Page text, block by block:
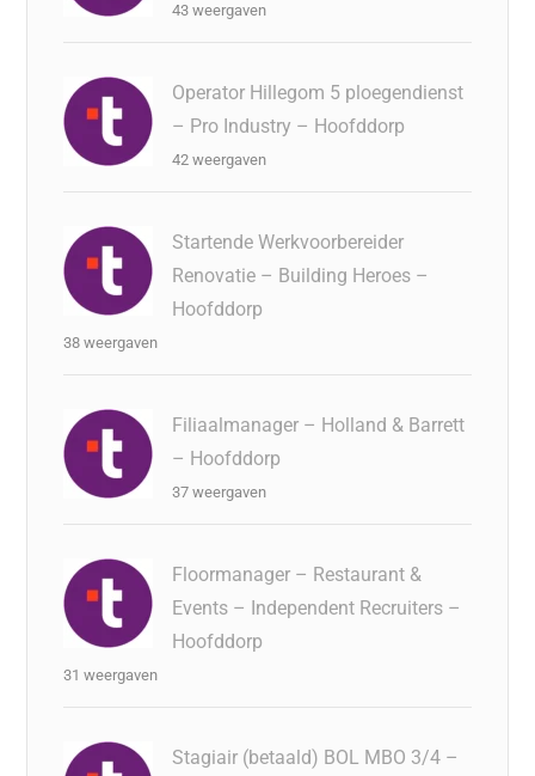
43 weergaven
Operator Hillegom 5 ploegendienst
– Pro Industry – Hoofddorp
42 weergaven
Startende Werkvoorbereider
Renovatie – Building Heroes –
Hoofddorp
38 weergaven
Filiaalmanager – Holland & Barrett
– Hoofddorp
37 weergaven
Floormanager – Restaurant &
Events – Independent Recruiters –
Hoofddorp
31 weergaven
Stagiair (betaald) BOL MBO 3/4 –